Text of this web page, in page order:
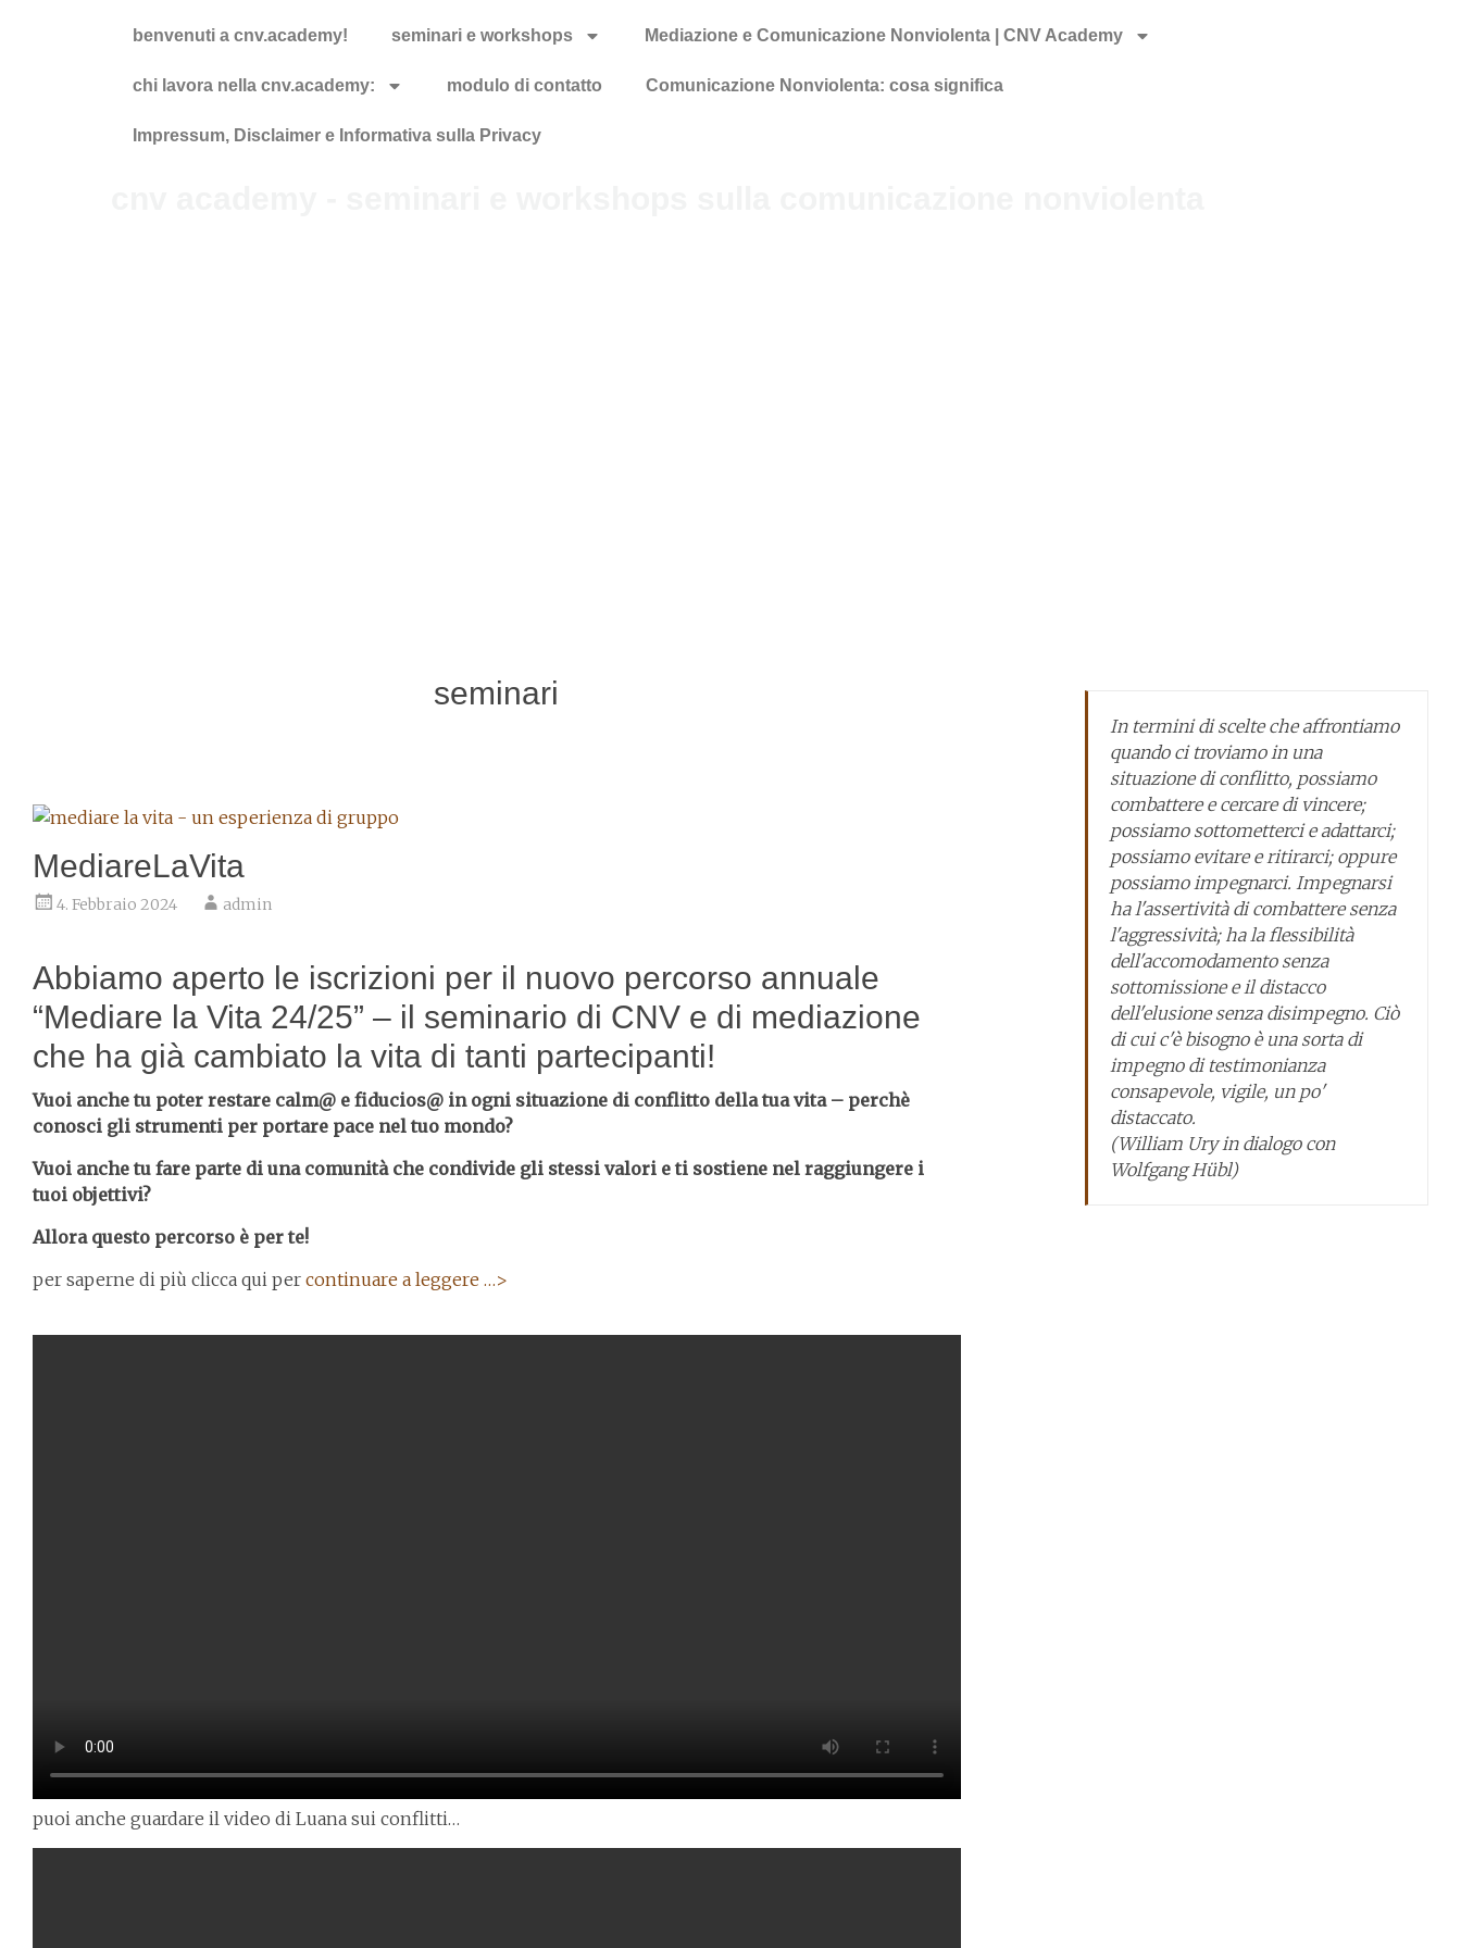
benvenuti a cnv.academy! seminari e workshops Mediazione e Comunicazione Nonviolenta | CNV Academy
chi lavora nella cnv.academy: modulo di contatto Comunicazione Nonviolenta: cosa significa
Impressum, Disclaimer e Informativa sulla Privacy
seminari
MediareLaVita
4. Febbraio 2024 admin
Abbiamo aperto le iscrizioni per il nuovo percorso annuale
“Mediare la Vita 24/25” – il seminario di CNV e di mediazione
che ha già cambiato la vita di tanti partecipanti!
Vuoi anche tu poter restare calm@ e fiducios@ in ogni situazione di conflitto della tua vita – perchè
conosci gli strumenti per portare pace nel tuo mondo?
Vuoi anche tu fare parte di una comunità che condivide gli stessi valori e ti sostiene nel raggiungere i
tuoi objettivi?
Allora questo percorso è per te!
per saperne di più clicca qui per continuare a leggere …>
puoi anche guardare il video di Luana sui conflitti…
In termini di scelte che affrontiamo
quando ci troviamo in una
situazione di conflitto, possiamo
combattere e cercare di vincere;
possiamo sottometterci e adattarci;
possiamo evitare e ritirarci; oppure
possiamo impegnarci. Impegnarsi
ha l'assertività di combattere senza
l'aggressività; ha la flessibilità
dell'accomodamento senza
sottomissione e il distacco
dell'elusione senza disimpegno. Ciò
di cui c'è bisogno è una sorta di
impegno di testimonianza
consapevole, vigile, un po'
distaccato.
(William Ury in dialogo con
Wolfgang Hübl)